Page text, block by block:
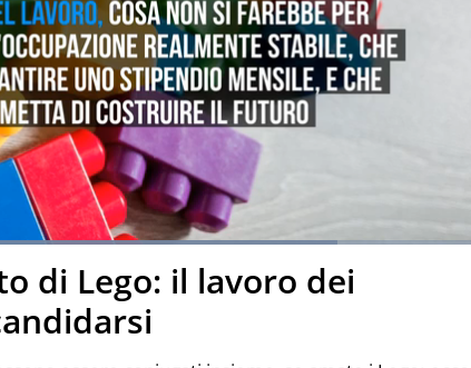
Loaded:78.31%
Fullscreen
di Lego: il lavoro dei